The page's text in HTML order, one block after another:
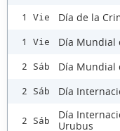
1 Vie Día de la
1 Vie Día Mundial
2 Sáb Día Mundial
2 Sáb Día
2 Sáb
Día
Urubus